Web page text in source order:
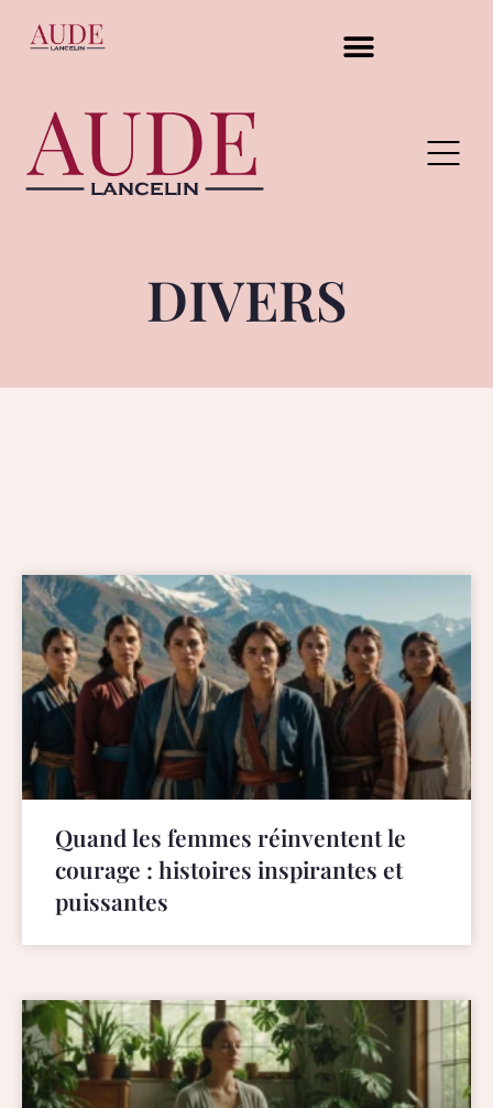
DIVERS
Quand les femmes réinventent le
courage : histoires inspirantes et
puissantes